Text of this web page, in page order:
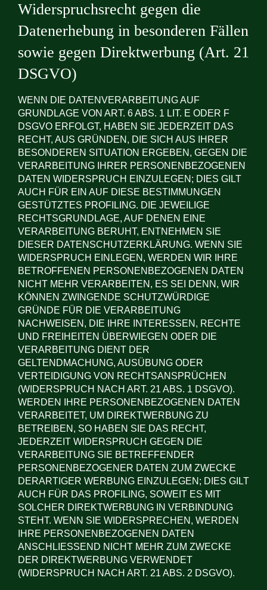
Widerspruchsrecht gegen die
Datenerhebung in besonderen Fällen
sowie gegen Direktwerbung (Art. 21
DSGVO)
WENN DIE DATENVERARBEITUNG AUF
GRUNDLAGE VON ART. 6 ABS. 1 LIT. E ODER F
DSGVO ERFOLGT, HABEN SIE JEDERZEIT DAS
RECHT, AUS GRÜNDEN, DIE SICH AUS IHRER
BESONDEREN SITUATION ERGEBEN, GEGEN DIE
VERARBEITUNG IHRER PERSONENBEZOGENEN
DATEN WIDERSPRUCH EINZULEGEN; DIES GILT
AUCH FÜR EIN AUF DIESE BESTIMMUNGEN
GESTÜTZTES PROFILING. DIE JEWEILIGE
RECHTSGRUNDLAGE, AUF DENEN EINE
VERARBEITUNG BERUHT, ENTNEHMEN SIE
DIESER DATENSCHUTZERKLÄRUNG. WENN SIE
WIDERSPRUCH EINLEGEN, WERDEN WIR IHRE
BETROFFENEN PERSONENBEZOGENEN DATEN
NICHT MEHR VERARBEITEN, ES SEI DENN, WIR
KÖNNEN ZWINGENDE SCHUTZWÜRDIGE
GRÜNDE FÜR DIE VERARBEITUNG
NACHWEISEN, DIE IHRE INTERESSEN, RECHTE
UND FREIHEITEN ÜBERWIEGEN ODER DIE
VERARBEITUNG DIENT DER
GELTENDMACHUNG, AUSÜBUNG ODER
VERTEIDIGUNG VON RECHTSANSPRÜCHEN
(WIDERSPRUCH NACH ART. 21 ABS. 1 DSGVO).
WERDEN IHRE PERSONENBEZOGENEN DATEN
VERARBEITET, UM DIREKTWERBUNG ZU
BETREIBEN, SO HABEN SIE DAS RECHT,
JEDERZEIT WIDERSPRUCH GEGEN DIE
VERARBEITUNG SIE BETREFFENDER
PERSONENBEZOGENER DATEN ZUM ZWECKE
DERARTIGER WERBUNG EINZULEGEN; DIES GILT
AUCH FÜR DAS PROFILING, SOWEIT ES MIT
SOLCHER DIREKTWERBUNG IN VERBINDUNG
STEHT. WENN SIE WIDERSPRECHEN, WERDEN
IHRE PERSONENBEZOGENEN DATEN
ANSCHLIESSEND NICHT MEHR ZUM ZWECKE
DER DIREKTWERBUNG VERWENDET
(WIDERSPRUCH NACH ART. 21 ABS. 2 DSGVO).